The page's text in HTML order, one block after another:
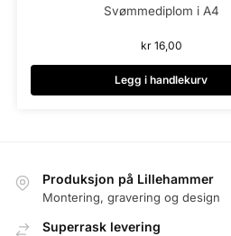
Svømmediplom i A4
kr16,00
Legg i handlekurv
Produksjon på Lillehammer
Montering, gravering og design
Superrask levering